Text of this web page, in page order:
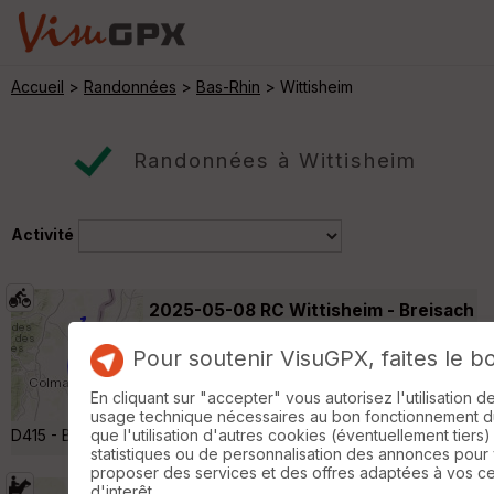
Accueil > Randonnées > Bas-Rhin > Wittisheim
Randonnées à Wittisheim
Activité
2025-05-08 RC Wittisheim - Breisach
120 m
Wittisheim (place de l'Église) - Canal du
Rhône au Rhin - Canal de Colmar - D52 -
D415 - Breisach am Rhein (D) - Retour par le même itinéraire »
Pour soutenir VisuGPX, faites le
En cliquant sur "accepter" vous autorisez l'utilisation
usage technique nécessaires au bon fonctionnement
que l'utilisation d'autres cookies (éventuellement
statistiques ou de personnalisation des annonces pour
proposer des services et des offres adaptées à vos